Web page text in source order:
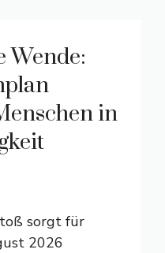
Wende:
in
sorgt für
2026